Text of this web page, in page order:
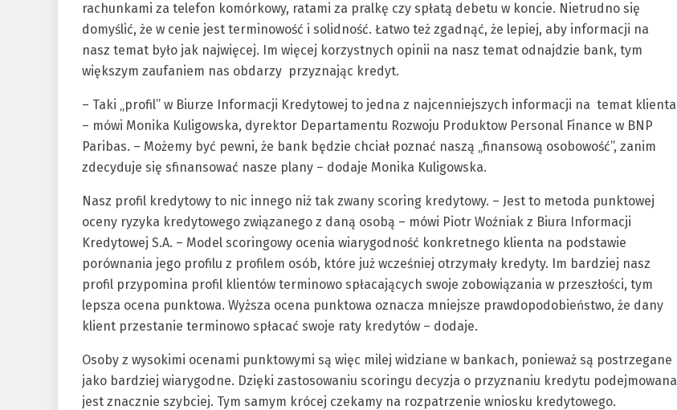
rachunkami za telefon komórkowy, ratami za pralkę czy spłatą debetu w koncie. Nietrudno się
domyślić, że w cenie jest terminowość i solidność. Łatwo też zgadnąć, że lepiej, aby informacji na
nasz temat było jak najwięcej. Im więcej korzystnych opinii na nasz temat odnajdzie bank, tym
większym zaufaniem nas obdarzy przyznając kredyt.
– Taki „profil” w Biurze Informacji Kredytowej to jedna z najcenniejszych informacji na temat klienta
– mówi Monika Kuligowska, dyrektor Departamentu Rozwoju Produktow Personal Finance w BNP
Paribas. – Możemy być pewni, że bank będzie chciał poznać naszą „finansową osobowość”, zanim
zdecyduje się sfinansować nasze plany – dodaje Monika Kuligowska.
Nasz profil kredytowy to nic innego niż tak zwany scoring kredytowy. – Jest to metoda punktowej
oceny ryzyka kredytowego związanego z daną osobą – mówi Piotr Woźniak z Biura Informacji
Kredytowej S.A. – Model scoringowy ocenia wiarygodność konkretnego klienta na podstawie
porównania jego profilu z profilem osób, które już wcześniej otrzymały kredyty. Im bardziej nasz
profil przypomina profil klientów terminowo spłacających swoje zobowiązania w przeszłości, tym
lepsza ocena punktowa. Wyższa ocena punktowa oznacza mniejsze prawdopodobieństwo, że dany
klient przestanie terminowo spłacać swoje raty kredytów – dodaje.
Osoby z wysokimi ocenami punktowymi są więc milej widziane w bankach, ponieważ są postrzegane
jako bardziej wiarygodne. Dzięki zastosowaniu scoringu decyzja o przyznaniu kredytu podejmowana
jest znacznie szybciej. Tym samym krócej czekamy na rozpatrzenie wniosku kredytowego.